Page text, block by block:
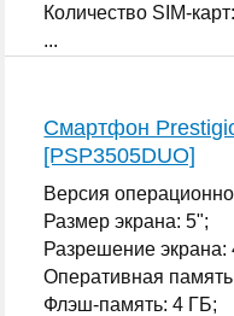
Количество SIM-
...
Смартфон
[PSP3505DUO]
Версия
Размер экрана: 5";
Разрешение экрана:
Оперативная
Флэш-память: 4 ГБ;